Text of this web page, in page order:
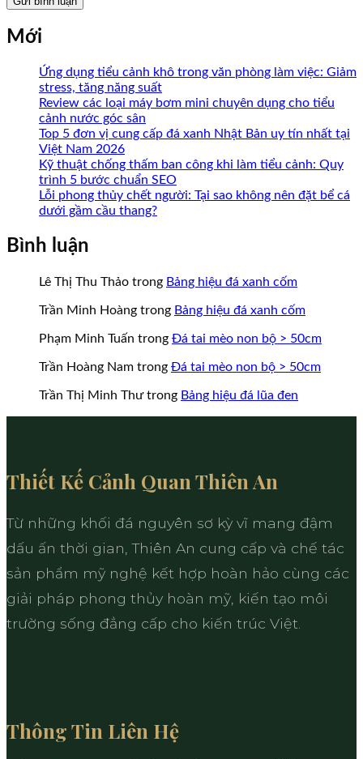
Mới
Ứng dụng tiểu cảnh khô trong văn phòng làm việc: Giảm
stress, tăng năng suất
Review các loại máy bơm mini chuyên dụng cho tiểu
cảnh nước góc sân
Top 5 đơn vị cung cấp đá xanh Nhật Bản uy tín nhất tại
Việt Nam 2026
Kỹ thuật chống thấm ban công khi làm tiểu cảnh: Quy
trình 5 bước chuẩn SEO
Lỗi phong thủy chết người: Tại sao không nên đặt bể cá
dưới gầm cầu thang?
Bình luận
Lê Thị Thu Thảo trong Bảng hiệu đá xanh cốm
Trần Minh Hoàng trong Bảng hiệu đá xanh cốm
Phạm Minh Tuấn trong Đá tai mèo non bộ > 50cm
Trần Hoàng Nam trong Đá tai mèo non bộ > 50cm
Trần Thị Minh Thưtrong Bảng hiệu đá lũa đen
Thiết Kế Cảnh Quan Thiên An
Từ những khối đá nguyên sơ kỳ vĩ mang đậm
dấu ấn thời gian, Thiên An cung cấp và chế tác
sản phẩm mỹ nghệ kết hợp hoàn hảo cùng các
giải pháp phong thủy hoàn mỹ, kiến tạo môi
trường sống đẳng cấp cho kiến trúc Việt.
Thông Tin Liên Hệ